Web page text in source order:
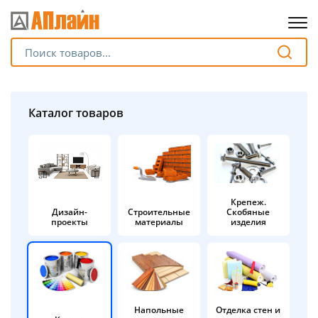
Каталог товаров
Дизайн-
проекты
Строительные
материалы
Крепеж.
Скобяные
изделия
Напольные
Отделка стен и
Разбейте
без переплат
График платежей
Сегодня
%